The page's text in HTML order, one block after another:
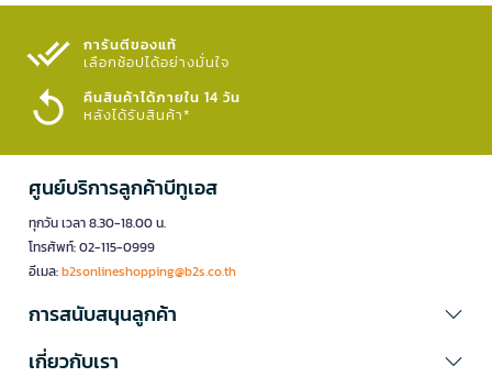
การันตีของแท้
เลือกช้อปได้อย่างมั่นใจ​
คืนสินค้าได้ภายใน 14 วัน
หลังได้รับสินค้า*
ศูนย์บริการลูกค้าบีทูเอส
ทุกวัน เวลา 8.30-18.00 น.
โทรศัพท์: 02-115-0999
อีเมล:b2sonlineshopping@b2s.co.th
การสนับสนุนลูกค้า
เกี่ยวกับเรา